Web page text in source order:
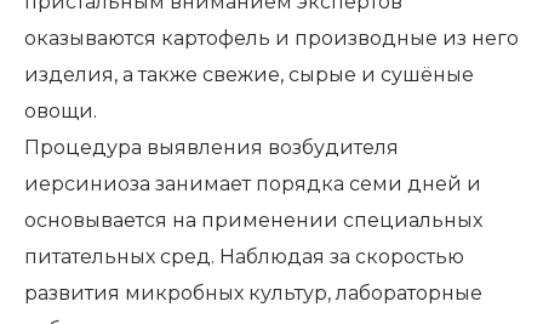
оказываются картофель и производные из него
изделия, а также свежие, сырые и сушёные
овощи.
Процедура выявления возбудителя
иерсиниоза занимает порядка семи дней и
основывается на применении специальных
питательных сред. Наблюдая за скоростью
развития микробных культур, лабораторные